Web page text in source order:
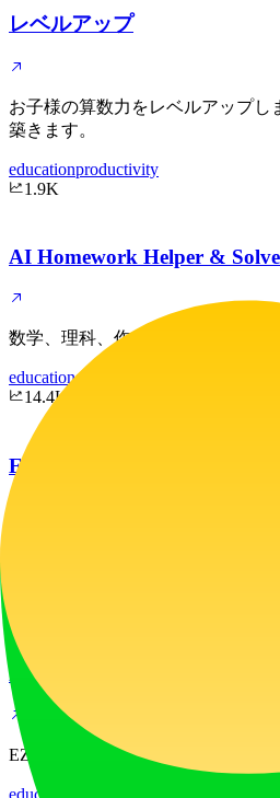
レベルアップ
お子様の算数力をレベルアップ
築きます。
educationproductivity
1.9K
AI Homework Helper &
数学、理科、作文、歴史など、あ
educationartificial-intelligence
14.4K
ExamAce
オンタリオ州不動産試験を一発
Ez Grader
EZ Graderは、教師が素早く成績
education